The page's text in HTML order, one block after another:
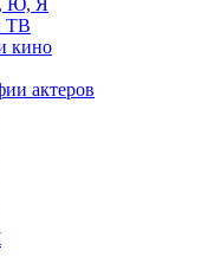
Ю, Я
ТВ
кино
актеров